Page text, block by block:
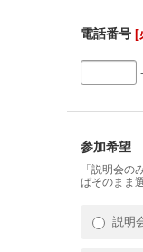
電話番号 [
-
参加希望
「説明会の
ばそのまま
説明